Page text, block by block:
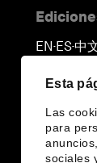
Esta
Las
para
sociales
EN ▪ES▪中